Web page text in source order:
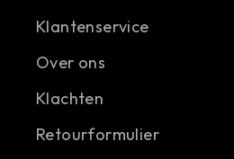
Klantenservice
Over ons
Klachten
Retourformulier